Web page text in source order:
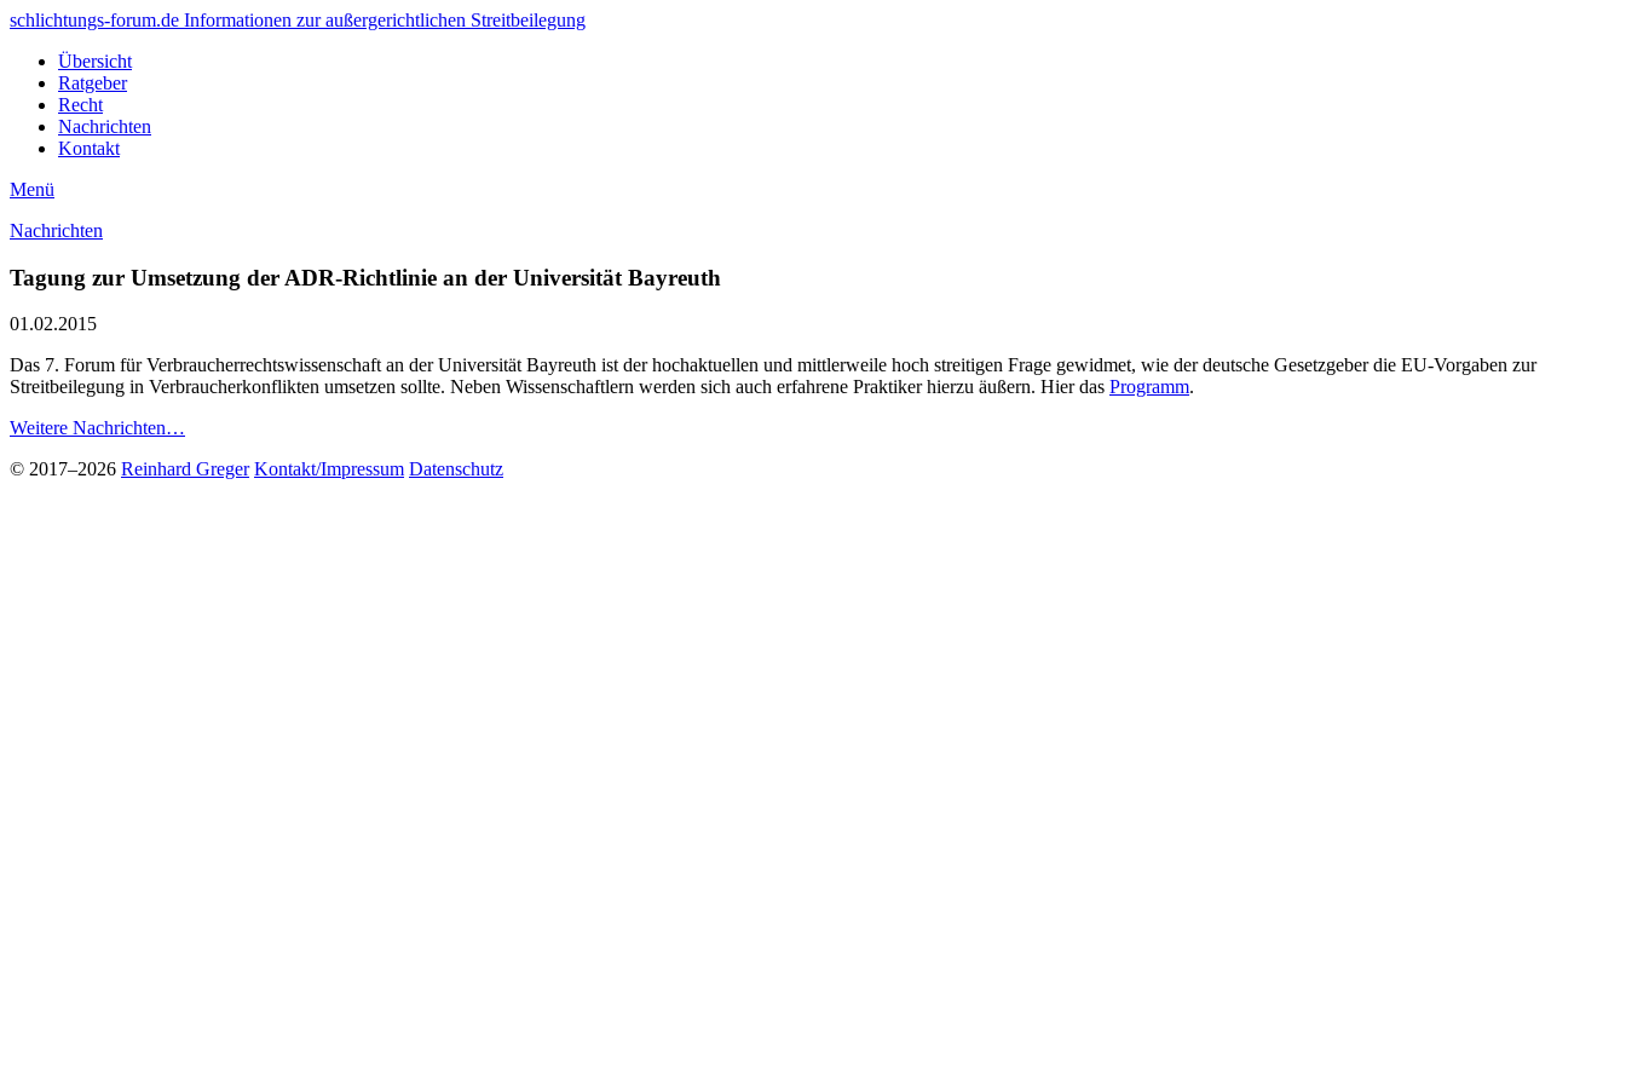
schlichtungs-forum.de Informationen zur außergerichtlichen Streitbeilegung
Übersicht
Ratgeber
Recht
Nachrichten
Kontakt
Menü
Nachrichten
Tagung zur Umsetzung der ADR-Richtlinie an der Universität Bayreuth
01.02.2015
Das 7. Forum für Verbraucherrechtswissenschaft an der Universität Bayreuth ist der hochaktuellen und mittlerweile hoch streitigen Frage gewidmet, wie der deutsche Gesetzgeber die EU-Vorgaben zur
Streitbeilegung in Verbraucherkonflikten umsetzen sollte. Neben Wissenschaftlern werden sich auch erfahrene Praktiker hierzu äußern. Hier das Programm.
Weitere Nachrichten…
© 2017–2026 Reinhard Greger Kontakt/Impressum Datenschutz